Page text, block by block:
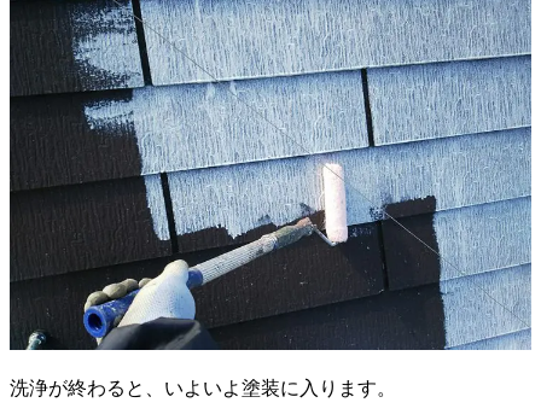
洗浄が終わると、いよいよ塗装に入ります。